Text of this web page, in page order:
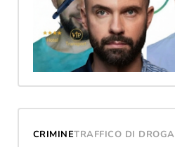
CRIMINETRAFFICO DI DROGA